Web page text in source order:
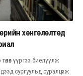
хөнгөлөлтөд
үүргээ биелүүлж
сургуульд суралцаж